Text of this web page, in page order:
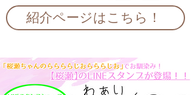
紹介ページはこちら！